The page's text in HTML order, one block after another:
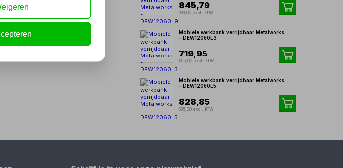
845,79
699,00 excl. BTW
Mobiele werkbank verrijdbaar Metalworks
- DEW12060L3
719,95
595,00 excl. BTW
Mobiele werkbank verrijdbaar Metalworks
- DEW12060L5
828,85
685,00 excl. BTW